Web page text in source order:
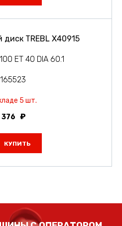
TREBL X40915
ET 40 DIA 60.1
5 шт.
376
КУПИТЬ